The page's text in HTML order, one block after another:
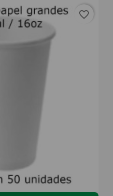
favorite_border